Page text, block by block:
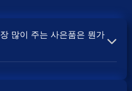
많이 주는 사은품은 뭔가